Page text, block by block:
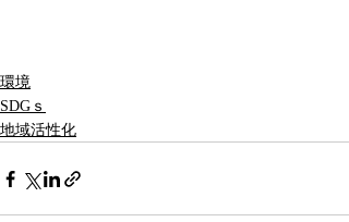
環境
SDGｓ
地域活性化